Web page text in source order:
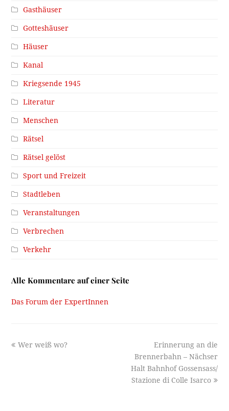
Gasthäuser
Gotteshäuser
Häuser
Kanal
Kriegsende 1945
Literatur
Menschen
Rätsel
Rätsel gelöst
Sport und Freizeit
Stadtleben
Veranstaltungen
Verbrechen
Verkehr
Alle Kommentare auf einer Seite
Das Forum der ExpertInnen
previous
Wer weiß wo?
next
post:
Erinnerung an die
Brennerbahn – Nächser
Halt Bahnhof Gossensass/
Stazione di Colle Isarco